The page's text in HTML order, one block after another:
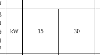
kW 15 30